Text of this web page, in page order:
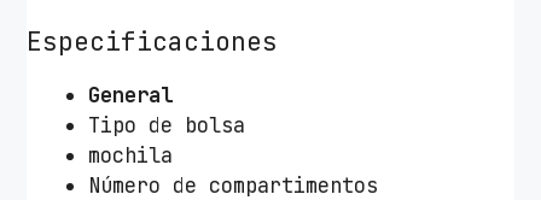
Especificaciones
General
Tipo de bolsa
mochila
Número de compartimentos